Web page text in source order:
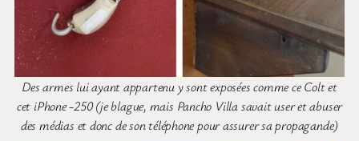
Des armes lui ayant appartenu y sont exposées comme ce Colt et
cet iPhone -250 (je blague, mais Pancho Villa savait user et abuser
des médias et donc de son téléphone pour assurer sa propagande)